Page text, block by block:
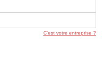
C'est votre entreprise ?